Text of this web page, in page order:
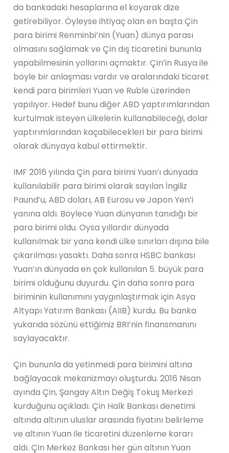
da bankadaki hesaplarına el koyarak dize
getirebiliyor. Öyleyse ihtiyaç olan en başta Çin
para birimi Renminbi’nin (Yuan) dünya parası
olmasını sağlamak ve Çin dış ticaretini bununla
yapabilmesinin yollarını açmaktır. Çin’in Rusya ile
böyle bir anlaşması vardır ve aralarındaki ticaret
kendi para birimleri Yuan ve Ruble üzerinden
yapılıyor. Hedef bunu diğer ABD yaptırımlarından
kurtulmak isteyen ülkelerin kullanabileceği, dolar
yaptırımlarından kaçabilecekleri bir para birimi
olarak dünyaya kabul ettirmektir.
IMF 2016 yılında Çin para birimi Yuan’ı dünyada
kullanılabilir para birimi olarak sayılan İngiliz
Paund’u, ABD doları, AB Eurosu ve Japon Yen’i
yanına aldı. Böylece Yuan dünyanın tanıdığı bir
para birimi oldu. Oysa yıllardır dünyada
kullanılmak bir yana kendi ülke sınırları dışına bile
çıkarılması yasaktı. Daha sonra HSBC bankası
Yuan’ın dünyada en çok kullanılan 5. büyük para
birimi olduğunu duyurdu. Çin daha sonra para
biriminin kullanımını yaygınlaştırmak için Asya
Altyapı Yatırım Bankası (AIIB) kurdu. Bu banka
yukarıda sözünü ettiğimiz BRI’nin finansmanını
saylayacaktır.
Çin bununla da yetinmedi para birimini altına
bağlayacak mekanizmayı oluşturdu. 2016 Nisan
ayında Çin, Şangay Altın Değiş Tokuş Merkezi
kurduğunu açıkladı. Çin Halk Bankası denetimi
altında altının uluslar arasında fiyatını belirleme
ve altının Yuan ile ticaretini düzenleme kararı
aldı. Çin Merkez Bankası her gün altının Yuan